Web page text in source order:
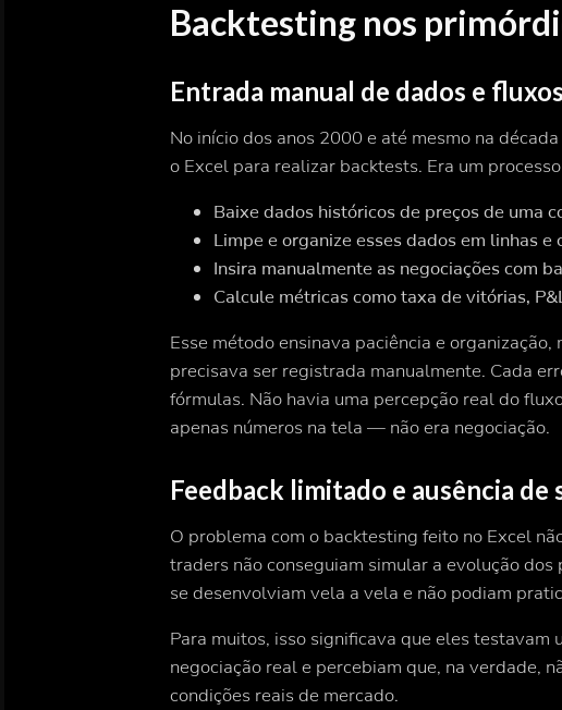
Backtesting nos
Entrada manual de dados e
No início dos anos 2000 e até mesmo na
o Excel para realizar backtests. Era um
Baixe dados históricos de preços de uma
Limpe e organize esses dados em linhas
Insira manualmente as negociações com
Calcule métricas como taxa de vitórias,
Esse método ensinava paciência e
precisava ser registrada manualmente. Cada
fórmulas. Não havia uma percepção real do
apenas números na tela — não era negociação.
Feedback limitado e ausência de
O problema com o backtesting feito no Excel
traders não conseguiam simular a evolução
se desenvolviam vela a vela e não podiam
Para muitos, isso significava que eles
negociação real e percebiam que, na verdade,
condições reais de mercado.